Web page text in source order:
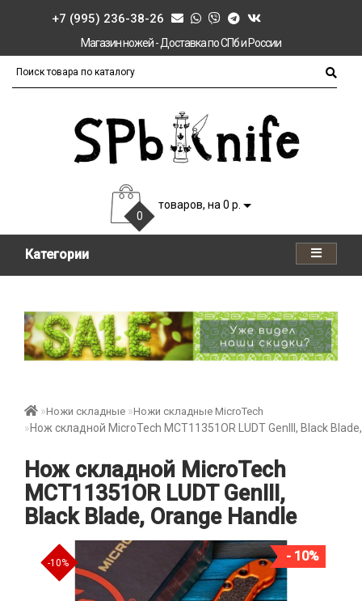
+7 (995) 236-38-26
Магазин ножей - Доставка по СПб и России
0
товаров, на 0 р.
Категории
Ножи складные Ножи складные MicroTech
Нож складной MicroTech MCT11351OR LUDT GenIII, Black
Нож складной MicroTech
MCT11351OR LUDT GenIII,
Black Blade, Orange Handle
- 10%
-10%